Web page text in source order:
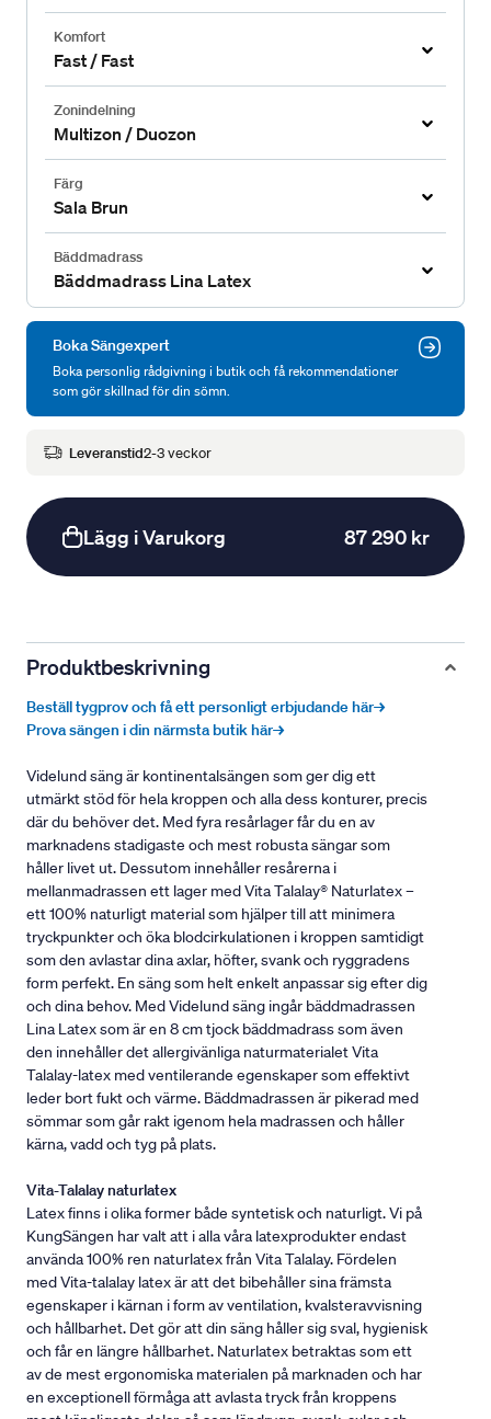
Komfort
Fast / Fast
Zonindelning
Multizon / Duozon
Färg
Sala Brun
Bäddmadrass
Bäddmadrass Lina Latex
Boka Sängexpert
Boka personlig rådgivning i butik och få rekommendationer
som gör skillnad för din sömn.
Leveranstid2-3 veckor
Lägg i Varukorg 87 290 kr
Produktbeskrivning
Beställ tygprov och få ett personligt erbjudande här→
Prova sängen i din närmsta butik här→
Videlund säng är kontinentalsängen som ger dig ett
utmärkt stöd för hela kroppen och alla dess konturer, precis
där du behöver det. Med fyra resårlager får du en av
marknadens stadigaste och mest robusta sängar som
håller livet ut. Dessutom innehåller resårerna i
mellanmadrassen ett lager med Vita Talalay® Naturlatex –
ett 100% naturligt material som hjälper till att minimera
tryckpunkter och öka blodcirkulationen i kroppen samtidigt
som den avlastar dina axlar, höfter, svank och ryggradens
form perfekt. En säng som helt enkelt anpassar sig efter dig
och dina behov. Med Videlund säng ingår bäddmadrassen
Lina Latex som är en 8 cm tjock bäddmadrass som även
den innehåller det allergivänliga naturmaterialet Vita
Talalay-latex med ventilerande egenskaper som effektivt
leder bort fukt och värme. Bäddmadrassen är pikerad med
sömmar som går rakt igenom hela madrassen och håller
kärna, vadd och tyg på plats.
Vita-Talalay naturlatex
Latex finns i olika former både syntetisk och naturligt. Vi på
KungSängen har valt att i alla våra latexprodukter endast
använda 100% ren naturlatex från Vita Talalay. Fördelen
med Vita-talalay latex är att det bibehåller sina främsta
egenskaper i kärnan i form av ventilation, kvalsteravvisning
och hållbarhet. Det gör att din säng håller sig sval, hygienisk
och får en längre hållbarhet. Naturlatex betraktas som ett
av de mest ergonomiska materialen på marknaden och har
en exceptionell förmåga att avlasta tryck från kroppens